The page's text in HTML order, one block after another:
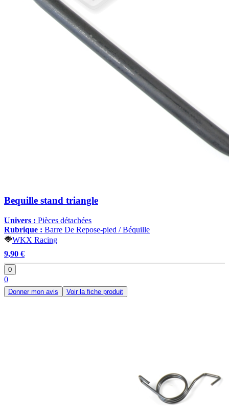
Bequille stand triangle
Univers : Pièces détachées
Rubrique : Barre De Repose-pied / Béquille
WKX Racing
9,90 €
0
0
Donner mon avis Voir la fiche produit